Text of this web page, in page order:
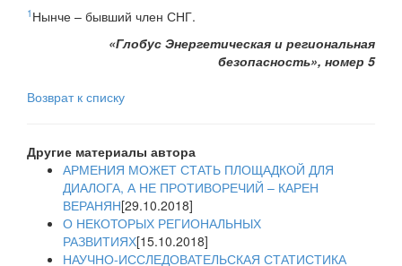
1 Нынче – бывший член СНГ.
«Глобус Энергетическая и региональная
безопасность», номер 5
Возврат к списку
Другие материалы автора
АРМЕНИЯ МОЖЕТ СТАТЬ ПЛОЩАДКОЙ ДЛЯ
ДИАЛОГА, А НЕ ПРОТИВОРЕЧИЙ – КАРЕН
ВЕРАНЯН[29.10.2018]
О НЕКОТОРЫХ РЕГИОНАЛЬНЫХ
РАЗВИТИЯХ[15.10.2018]
НАУЧНО-ИССЛЕДОВАТЕЛЬСКАЯ СТАТИСТИКА